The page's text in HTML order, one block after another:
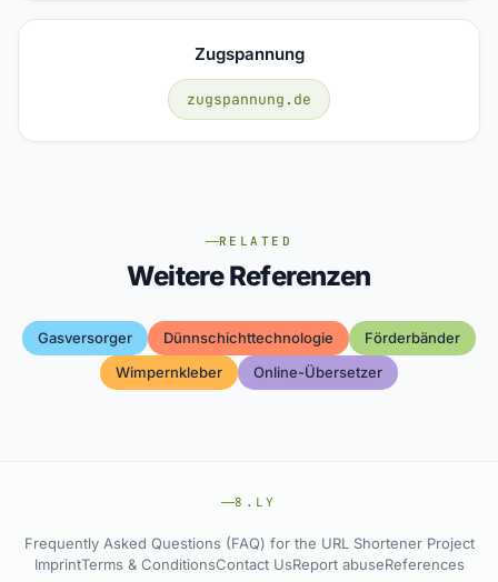
Zugspannung
zugspannung.de
RELATED
Weitere Referenzen
Gasversorger Dünnschichttechnologie
Förderbänder
Wimpernkleber
Online-Übersetzer
8.LY
Frequently Asked Questions (FAQ) for the URL Shortener Project
ImprintTerms & ConditionsContact UsReport abuseReferences